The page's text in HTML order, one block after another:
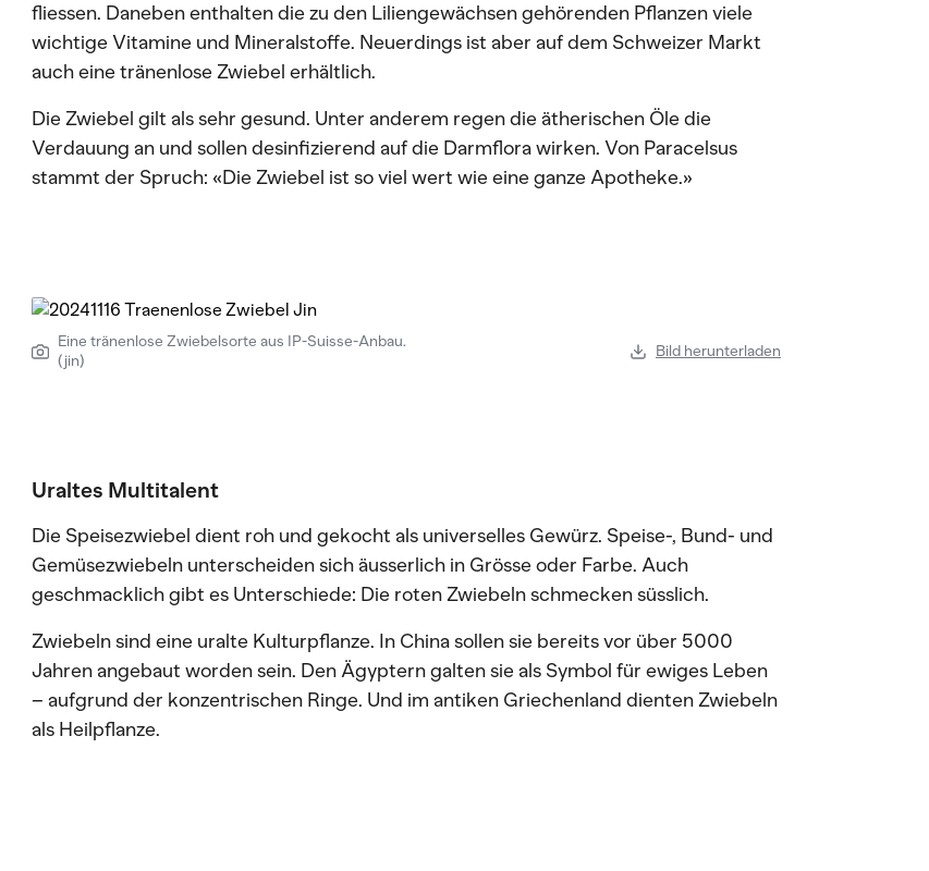
fliessen. Daneben enthalten die zu den Liliengewächsen gehörenden Pflanzen viele
wichtige Vitamine und Mineralstoffe. Neuerdings ist aber auf dem Schweizer Markt
auch eine tränenlose Zwiebel erhältlich.
Die Zwiebel gilt als sehr gesund. Unter anderem regen die ätherischen Öle die
Verdauung an und sollen desinfizierend auf die Darmflora wirken. Von Paracelsus
stammt der Spruch: «Die Zwiebel ist so viel wert wie eine ganze Apotheke.»
Eine tränenlose Zwiebelsorte aus IP-Suisse-Anbau.
(jin)
Bild herunterladen
Uraltes Multitalent
Die Speisezwiebel dient roh und gekocht als universelles Gewürz. Speise-, Bund- und
Gemüsezwiebeln unterscheiden sich äusserlich in Grösse oder Farbe. Auch
geschmacklich gibt es Unterschiede: Die roten Zwiebeln schmecken süsslich.
Zwiebeln sind eine uralte Kulturpflanze. In China sollen sie bereits vor über 5000
Jahren angebaut worden sein. Den Ägyptern galten sie als Symbol für ewiges Leben
– aufgrund der konzentrischen Ringe. Und im antiken Griechenland dienten Zwiebeln
als Heilpflanze.